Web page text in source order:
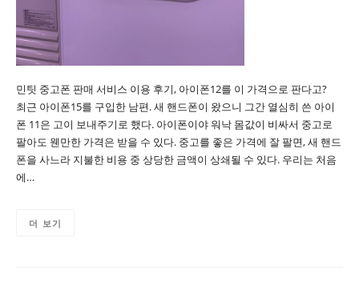
민팃 중고폰 판매 서비스 이용 후기, 아이폰12를 이 가격으로 판다고?
최근 아이폰15를 구입한 남편. 새 핸드폰이 왔으니 그간 열심히 쓴 아이
폰 11은 고이 보내주기로 했다. 아이폰이야 워낙 몸값이 비싸서 중고로
팔아도 웬만한 가격은 받을 수 있다. 중고를 좋은 가격에 잘 팔면, 새 핸드
폰을 사느라 지불한 비용 중 상당한 금액이 상쇄될 수 있다. 우리는 처음
에…
더 보기